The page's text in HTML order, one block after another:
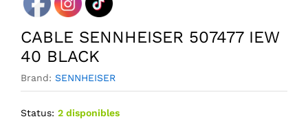
CABLE SENNHEISER 507477 IEW
40 BLACK
Brand: SENNHEISER
Status: 2 disponibles